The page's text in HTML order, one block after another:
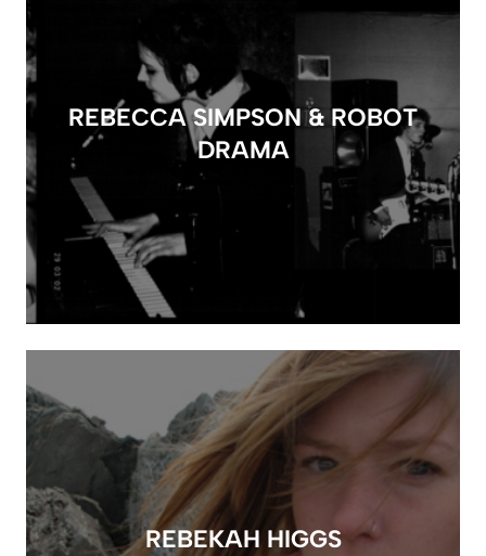
REBECCA SIMPSON & ROBOT
DRAMA
REBEKAH HIGGS